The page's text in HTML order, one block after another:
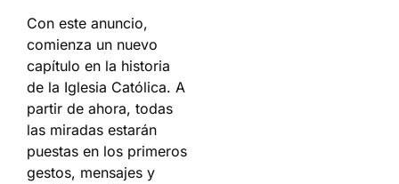
Con este anuncio,
comienza un nuevo
capítulo en la historia
de la Iglesia Católica. A
partir de ahora, todas
las miradas estarán
puestas en los primeros
gestos, mensajes y